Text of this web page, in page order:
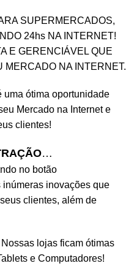
SUPERMERCADOS,
24hs NA INTERNET!
E GERENCIÁVEL QUE
MERCADO NA INTERNET.
uma ótima oportunidade
Mercado na Internet e
clientes!
…
no botão
inúmeras inovações que
clientes, além de
Nossas lojas ficam ótimas
e Computadores!